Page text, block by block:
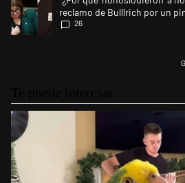
reclamo de Bulllrich por un
26